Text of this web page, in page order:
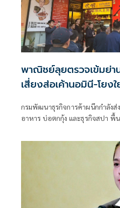
พาณิชย์ลุยตรวจเข้มย่
เสี่ยงส่อเค้านอมินี-โยง
กรมพัฒนาธุรกิจการค้าผนึกกำลัง
อาหาร บ่อตกกุ้ง และธุรกิจสปา พื้
บุคคลชาวต่างชาติ เตรียมขยายผล
และระบบชําระเงินเชิงลึกหากพบ